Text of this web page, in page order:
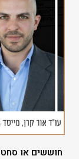
חוששים או